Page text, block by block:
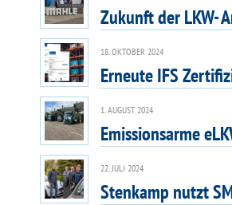
Zukunft der LKW-
18. OKTOBER 2024
Erneute IFS
1. AUGUST 2024
Emissionsarme
22. JULI 2024
Stenkamp nutzt